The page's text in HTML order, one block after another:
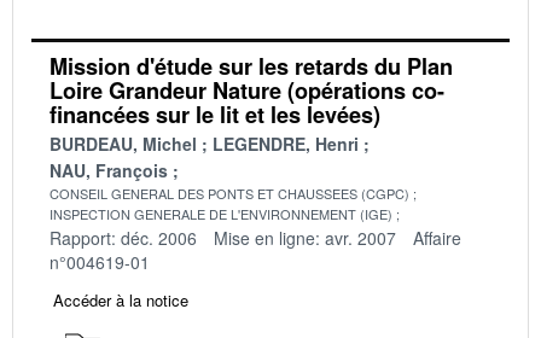
Mission d'étude sur les retards du Plan
Loire Grandeur Nature (opérations co-
financées sur le lit et les levées)
BURDEAU, Michel
LEGENDRE, Henri
NAU, François
CONSEIL GENERAL DES PONTS ET CHAUSSEES (CGPC)
INSPECTION GENERALE DE L'ENVIRONNEMENT (IGE)
Rapport: déc. 2006 Mise en ligne: avr. 2007
Affaire
n°004619-01
Accéder à la notice